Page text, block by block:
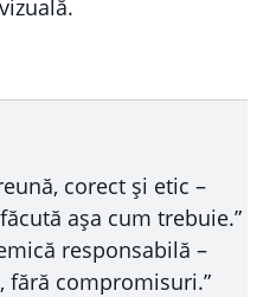
corect și etic –
așa cum trebuie.”
responsabilă –
fără compromisuri.”